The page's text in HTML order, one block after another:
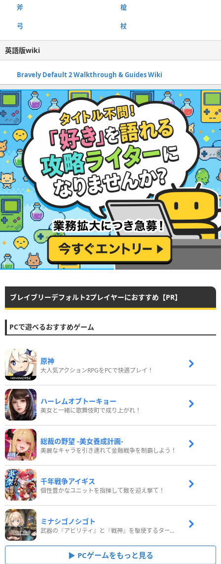
斧 槍
弓 杖
英語版wiki
Bravely Default 2 Walkthrough & Guides Wiki
ブレイブリーデフォルト2プレイヤーにおすすめ【PR】
PCで遊べるおすすめゲーム
原神
大人気アクションRPGをPCで快適プレイ！
ハーレムオブトーキョー
美女と一緒に歌舞伎町で成り上がれ！
総裁の野望 -美女養成計画-
美麗なキャラを引き連れて金融戦争を制覇しよう！
千年戦争アイギス
個性豊かなユニットを指揮して敵を迎え撃て！
ミナシゴノシゴト
武器の『アビリティ』と『戦神』を駆使するターン制コマンドバトルRPG！
PCゲームをもっと見る